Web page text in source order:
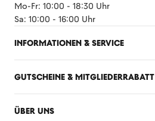
Mo-Fr: 10:00 - 18:30 Uhr
Sa: 10:00 - 16:00 Uhr
INFORMATIONEN & SERVICE
GUTSCHEINE & MITGLIEDERRABATT
ÜBER UNS